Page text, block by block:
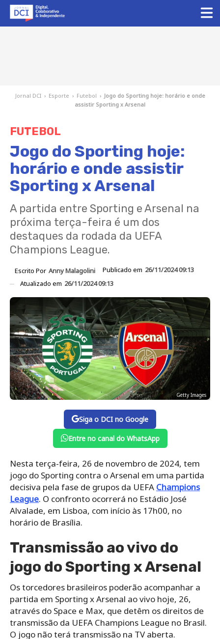
Jornal DCI › Esporte › Futebol › Jogo do Sporting hoje: horário e onde
assistir Sporting x Arsenal
FUTEBOL
Jogo do Sporting hoje:
horário e onde assistir
Sporting x Arsenal
A partida entre Sporting e Arsenal na
próxima terça-feira é um dos
destaques da rodada da UEFA
Champions League.
Escrito Por Anny Malagolini Publicado em 26/11/2024 09:13
Atualizado em 26/11/2024 09:13
Getty Images
Siga o DCI no Google
Entre no canal do WhatsApp
Nesta terça-feira, 26 de novembro de 2024, tem
jogo do Sporting contra o Arsenal em uma partida
decisiva pela fase de grupos da UEFA Champions
League. O confronto ocorrerá no Estádio José
Alvalade, em Lisboa, com início às 17h00, no
horário de Brasília.
Transmissão ao vivo do
jogo do Sporting x Arsenal
Os torcedores brasileiros poderão acompanhar a
partida em Sporting x Arsenal ao vivo hoje, 26,
através do Space e Max, que detêm os direitos de
transmissão da UEFA Champions League no Brasil.
O jogo não terá transmissão na TV aberta.